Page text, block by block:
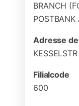
BRANCH
POSTBANK
Adresse
Filialcode
600